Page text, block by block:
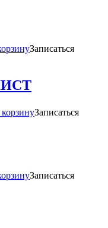
Записаться
Записаться
Записаться